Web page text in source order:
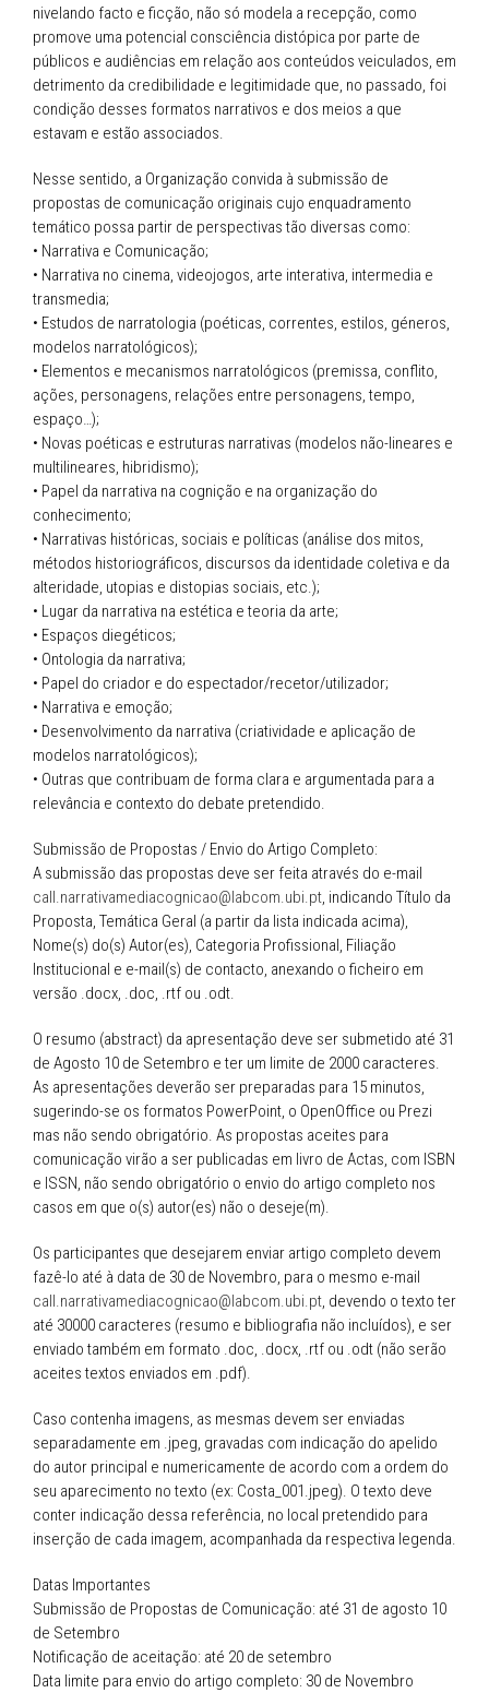
nivelando facto e ficção, não só modela a recepção, como
promove uma potencial consciência distópica por parte de
públicos e audiências em relação aos conteúdos veiculados, em
detrimento da credibilidade e legitimidade que, no passado, foi
condição desses formatos narrativos e dos meios a que
estavam e estão associados.
Nesse sentido, a Organização convida à submissão de
propostas de comunicação originais cujo enquadramento
temático possa partir de perspectivas tão diversas como:
• Narrativa e Comunicação;
• Narrativa no cinema, videojogos, arte interativa, intermedia e
transmedia;
• Estudos de narratologia (poéticas, correntes, estilos, géneros,
modelos narratológicos);
• Elementos e mecanismos narratológicos (premissa, conflito,
ações, personagens, relações entre personagens, tempo,
espaço…);
• Novas poéticas e estruturas narrativas (modelos não-lineares e
multilineares, hibridismo);
• Papel da narrativa na cognição e na organização do
conhecimento;
• Narrativas históricas, sociais e políticas (análise dos mitos,
métodos historiográficos, discursos da identidade coletiva e da
alteridade, utopias e distopias sociais, etc.);
• Lugar da narrativa na estética e teoria da arte;
• Espaços diegéticos;
• Ontologia da narrativa;
• Papel do criador e do espectador/recetor/utilizador;
• Narrativa e emoção;
• Desenvolvimento da narrativa (criatividade e aplicação de
modelos narratológicos);
• Outras que contribuam de forma clara e argumentada para a
relevância e contexto do debate pretendido.
Submissão de Propostas / Envio do Artigo Completo:
A submissão das propostas deve ser feita através do e-mail
call.narrativamediacognicao@labcom.ubi.pt, indicando Título da
Proposta, Temática Geral (a partir da lista indicada acima),
Nome(s) do(s) Autor(es), Categoria Profissional, Filiação
Institucional e e-mail(s) de contacto, anexando o ficheiro em
versão .docx, .doc, .rtf ou .odt.
O resumo (abstract) da apresentação deve ser submetido até 31
de Agosto 10 de Setembro e ter um limite de 2000 caracteres.
As apresentações deverão ser preparadas para 15 minutos,
sugerindo-se os formatos PowerPoint, o OpenOffice ou Prezi
mas não sendo obrigatório. As propostas aceites para
comunicação virão a ser publicadas em livro de Actas, com ISBN
e ISSN, não sendo obrigatório o envio do artigo completo nos
casos em que o(s) autor(es) não o deseje(m).
Os participantes que desejarem enviar artigo completo devem
fazê-lo até à data de 30 de Novembro, para o mesmo e-mail
call.narrativamediacognicao@labcom.ubi.pt, devendo o texto ter
até 30000 caracteres (resumo e bibliografia não incluídos), e ser
enviado também em formato .doc, .docx, .rtf ou .odt (não serão
aceites textos enviados em .pdf).
Caso contenha imagens, as mesmas devem ser enviadas
separadamente em .jpeg, gravadas com indicação do apelido
do autor principal e numericamente de acordo com a ordem do
seu aparecimento no texto (ex: Costa_001.jpeg). O texto deve
conter indicação dessa referência, no local pretendido para
inserção de cada imagem, acompanhada da respectiva legenda.
Datas Importantes
Submissão de Propostas de Comunicação: até 31 de agosto 10
de Setembro
Notificação de aceitação: até 20 de setembro
Data limite para envio do artigo completo: 30 de Novembro